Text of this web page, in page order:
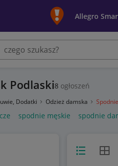
Allegro
Podlaski8 ogłoszeń
Dodatki Odzież damska Spodnie
spodnie męskie spodnie
Widok listy